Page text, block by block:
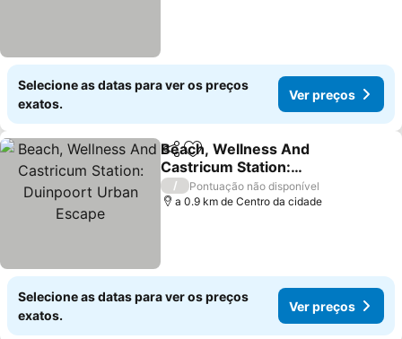
Selecione as datas para ver os preços
exatos.
Ver preços
PartilharAdicionar aos favoritos
Beach, Wellness And
Castricum Station:
Duinpoort Urban Escape
Ver preços
/
Pontuação não disponível
a 0.9 km de Centro da cidade
Selecione as datas para ver os preços
exatos.
Ver preços